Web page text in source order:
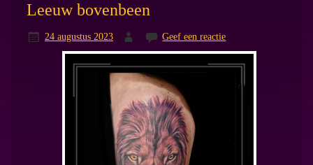
Leeuw bovenbeen
24 augustus 2023 Geef een reactie